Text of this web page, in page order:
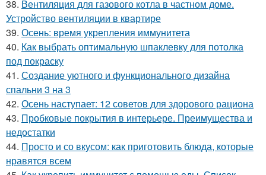
38. Вентиляция для газового котла в частном доме.
Устройство вентиляции в квартире
39. Осень: время укрепления иммунитета
40. Как выбрать оптимальную шпаклевку для потолка
под покраску
41. Создание уютного и функционального дизайна
спальни 3 на 3
42. Осень наступает: 12 советов для здорового рациона
43. Пробковые покрытия в интерьере. Преимущества и
недостатки
44. Просто и со вкусом: как приготовить блюда, которые
нравятся всем